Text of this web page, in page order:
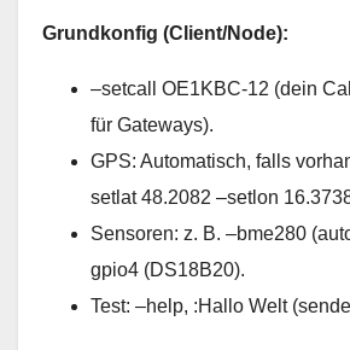
Grundkonfig (Client/Node):
–setcall OE1KBC-12 (dein
für Gateways).
GPS: Automatisch, falls
setlat 48.2082 –setlon
Sensoren: z. B. –bme280
gpio4 (DS18B20).
Test: –help, :Hallo Welt